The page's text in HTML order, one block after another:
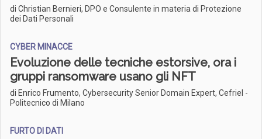
di Christian Bernieri, DPO e Consulente in materia di Protezione
dei Dati Personali
CYBER MINACCE
Evoluzione delle tecniche estorsive, ora i
gruppi ransomware usano gli NFT
di Enrico Frumento, Cybersecurity Senior Domain Expert, Cefriel -
Politecnico di Milano
FURTO DI DATI